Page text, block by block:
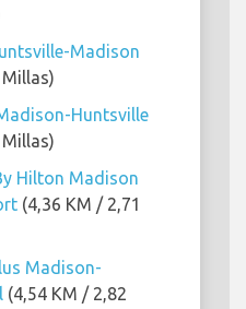
Madison
Huntsville
Hilton Madison
(4,36 KM / 2,71
Madison-
(4,54 KM / 2,82